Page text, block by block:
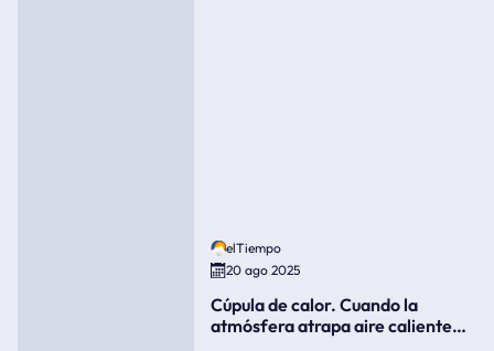
elTiempo
20 ago 2025
Cúpula de calor. Cuando la
atmósfera atrapa aire caliente